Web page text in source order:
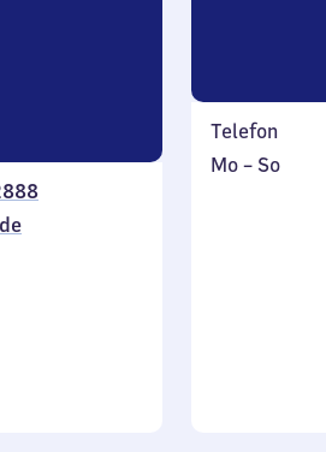
Telefon
Montag
Mo – So,